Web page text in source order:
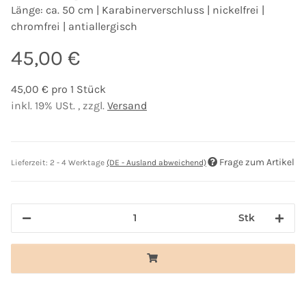
Länge: ca. 50 cm | Karabinerverschluss | nickelfrei |
chromfrei | antiallergisch
45,00 €
45,00 € pro 1 Stück
inkl. 19% USt. , zzgl. Versand
Lieferzeit: 2 - 4 Werktage (DE - Ausland abweichend) Frage zum Artikel
Stk